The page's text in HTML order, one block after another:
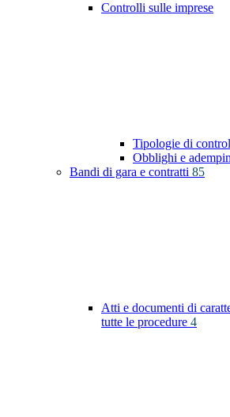
Controlli sulle imprese
Tipologie di
Obblighi e
Bandi di gara e contratti 85
Atti e documenti di
tutte le procedure 4